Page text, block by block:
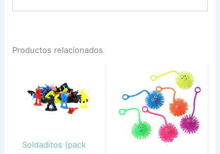
Productos relacionados
Soldaditos (pack